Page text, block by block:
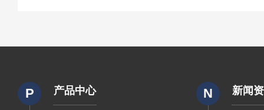
P 产品中心 N 新闻